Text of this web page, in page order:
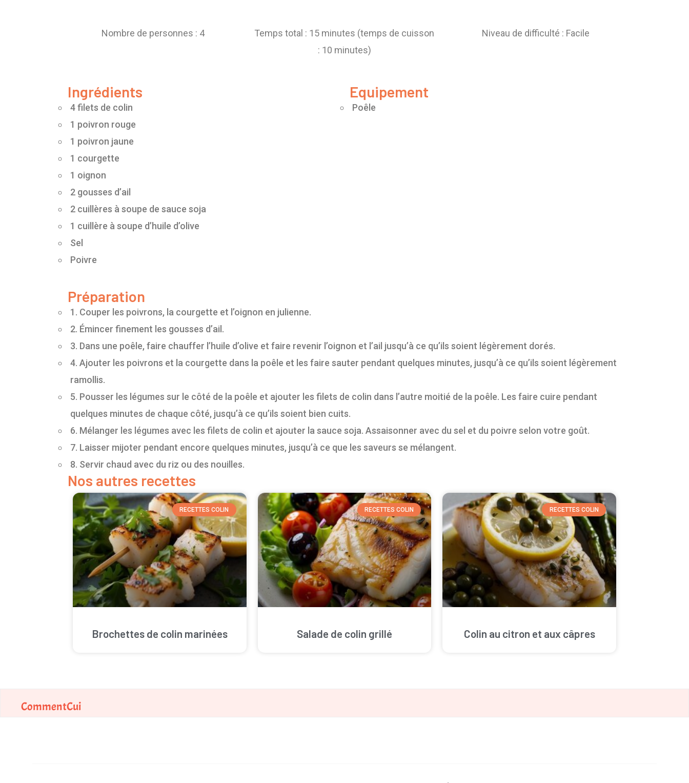
Nombre de personnes : 4
Temps total : 15 minutes (temps de cuisson
: 10 minutes)
Niveau de difficulté : Facile
Ingrédients
4 filets de colin
1 poivron rouge
1 poivron jaune
1 courgette
1 oignon
2 gousses d’ail
2 cuillères à soupe de sauce soja
1 cuillère à soupe d’huile d’olive
Sel
Poivre
Equipement
Poêle
Préparation
1. Couper les poivrons, la courgette et l’oignon en julienne.
2. Émincer finement les gousses d’ail.
3. Dans une poêle, faire chauffer l’huile d’olive et faire revenir l’oignon et l’ail jusqu’à ce qu’ils soient légèrement dorés.
4. Ajouter les poivrons et la courgette dans la poêle et les faire sauter pendant quelques minutes, jusqu’à ce qu’ils soient légèrement
ramollis.
5. Pousser les légumes sur le côté de la poêle et ajouter les filets de colin dans l’autre moitié de la poêle. Les faire cuire pendant
quelques minutes de chaque côté, jusqu’à ce qu’ils soient bien cuits.
6. Mélanger les légumes avec les filets de colin et ajouter la sauce soja. Assaisonner avec du sel et du poivre selon votre goût.
7. Laisser mijoter pendant encore quelques minutes, jusqu’à ce que les saveurs se mélangent.
8. Servir chaud avec du riz ou des nouilles.
Nos autres recettes
RECETTES COLIN
Brochettes de colin marinées
RECETTES COLIN
Salade de colin grillé
RECETTES COLIN
Colin au citron et aux câpres
CommentCui